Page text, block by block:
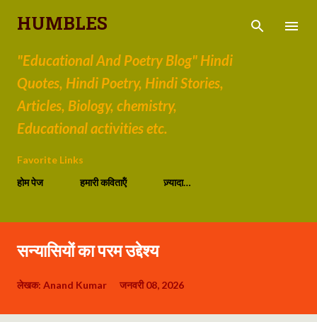
HUMBLES
"Educational And Poetry Blog" Hindi
Quotes, Hindi Poetry, Hindi Stories,
Articles, Biology, chemistry,
Educational activities etc.
Favorite Links
होम पेज
हमारी कविताऍं ज़्यादा…
सन्यासियों का परम उद्देश्य
लेखक: Anand Kumar जनवरी 08, 2026